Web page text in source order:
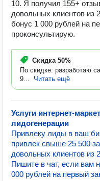
10. Я получил 155+
довольных клиентов из
бонус 1 000 рублей на
проконсультирую.
Скидка 50%
По скидке: разработаю
9...
Читать ещё
Услуги интернет-
лидогенерации
Привлеку лиды в ваш
привлек свыше 25 500
довольных клиентов из
Пишите в чат, если вам
000 рублей на первый